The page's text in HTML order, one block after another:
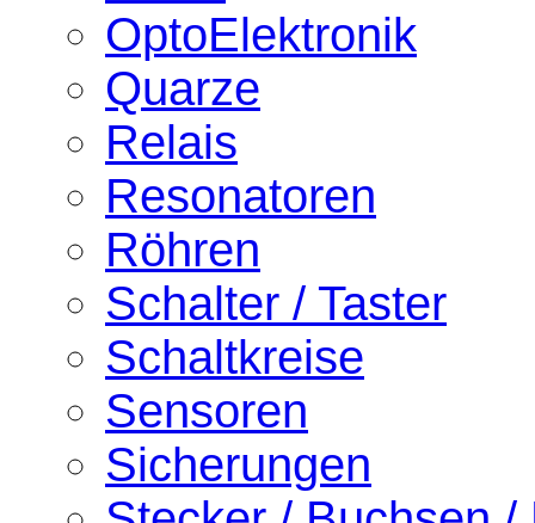
OptoElektronik
Quarze
Relais
Resonatoren
Röhren
Schalter / Taster
Schaltkreise
Sensoren
Sicherungen